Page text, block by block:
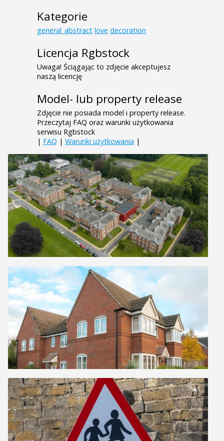
Kategorie
general_abstract love decoration
Licencja Rgbstock
Uwaga! Ściągając to zdjęcie akceptujesz
naszą licencję
Model- lub property release
Zdjęcie nie posiada model i property release.
Przeczytaj FAQ oraz warunki użytkowania
serwisu Rgbstock
| FAQ | Warunki użytkowania |